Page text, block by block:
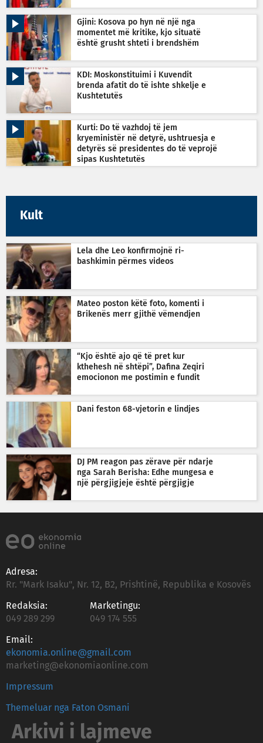
Gjini: Kosova po hyn në një nga
momentet më kritike, kjo situatë
është grusht shteti i brendshëm
KDI: Moskonstituimi i Kuvendit
brenda afatit do të ishte shkelje e
Kushtetutës
Kurti: Do të vazhdoj të jem
kryeministër në detyrë, ushtruesja e
detyrës së presidentes do të veprojë
sipas Kushtetutës
Kult
Lela dhe Leo konfirmojnë ri-
bashkimin përmes videos
Mateo poston këtë foto, komenti i
Brikenës merr gjithë vëmendjen
“Kjo është ajo që të pret kur
kthehesh në shtëpi”, Dafina Zeqiri
emocionon me postimin e fundit
Dani feston 68-vjetorin e lindjes
DJ PM reagon pas zërave për ndarje
nga Sarah Berisha: Edhe mungesa e
një përgjigjeje është përgjigje
Adresa:
Rr. "Mark Isaku", Nr. 12, B2, Prishtinë, Republika e Kosovës
Redaksia:
049 289 299
Marketingu:
049 174 555
Email:
ekonomia.online@gmail.com
marketing@ekonomiaonline.com
Impressum
Themeluar nga Faton Osmani
Arkivi i lajmeve